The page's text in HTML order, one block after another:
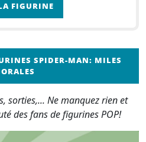
FIGURINE
SPIDER-MAN: MILES
sorties,... Ne manquez rien et
des fans de figurines POP!